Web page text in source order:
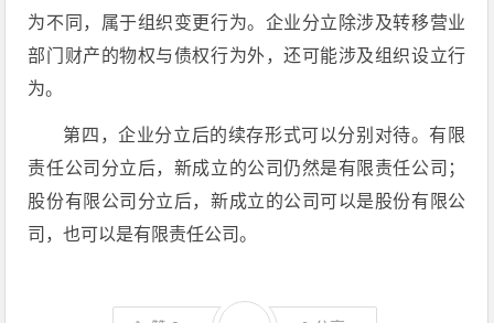
为不同，属于组织变更行为。企业分立除涉及转移营业
部门财产的物权与债权行为外，还可能涉及组织设立行
为。
第四，企业分立后的续存形式可以分别对待。有限
责任公司分立后，新成立的公司仍然是有限责任公司；
股份有限公司分立后，新成立的公司可以是股份有限公
司，也可以是有限责任公司。